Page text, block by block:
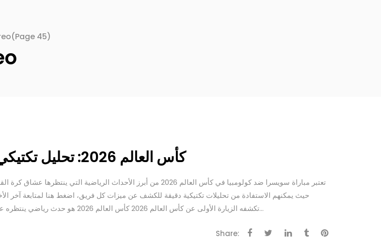
(Page 45)
كأس العالم 2026: تحليل تكتيكي لمباراة سويسرا ضد كولومبيا
تعتبر مباراة سويسرا ضد كولومبيا في كأس العالم 2026 من أبرز الأحداث
حيث يمكنهم الاستفادة من تحليلات تكتيكية دقيقة للكشف عن ميزات كل فريق، اضغط هنا لمتابعة آخر
تكشفه الزيارة الأولى عن كأس العالم 2026 كأس العالم 2026 هو حدث رياضي ينتظره عشاق كرة القدم في جميع أنحاء العالم، حيث يستضيف فرقًا...
Share: